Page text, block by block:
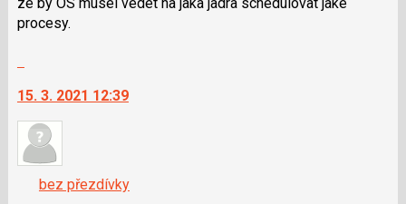
P
názor
procesy.
další
nový
názor.
navigaci
lze
15. 3. 2021 12:39
bez přezdívky